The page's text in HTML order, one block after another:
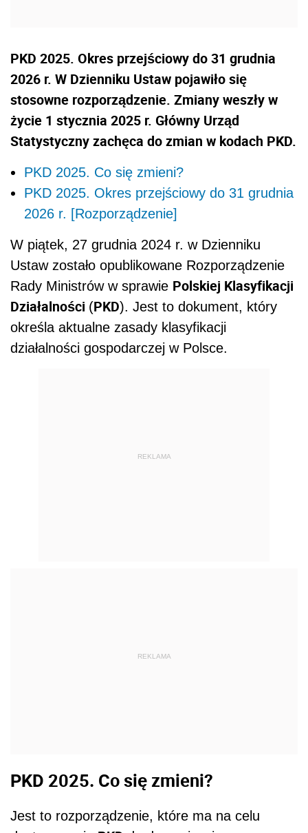
PKD 2025. Okres przejściowy do 31 grudnia
2026 r. W Dzienniku Ustaw pojawiło się
stosowne rozporządzenie. Zmiany weszły w
życie 1 stycznia 2025 r. Główny Urząd
Statystyczny zachęca do zmian w kodach PKD.
PKD 2025. Co się zmieni?
PKD 2025. Okres przejściowy do 31 grudnia
2026 r. [Rozporządzenie]
W piątek, 27 grudnia 2024 r. w Dzienniku
Ustaw zostało opublikowane Rozporządzenie
Rady Ministrów w sprawie Polskiej Klasyfikacji
Działalności (PKD). Jest to dokument, który
określa aktualne zasady klasyfikacji
działalności gospodarczej w Polsce.
REKLAMA
REKLAMA
PKD 2025. Co się zmieni?
Jest to rozporządzenie, które ma na celu